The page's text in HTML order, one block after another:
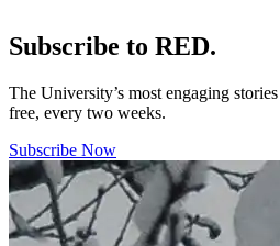
Subscribe to RED.
The University’s most engaging
free, every two weeks.
Subscribe Now